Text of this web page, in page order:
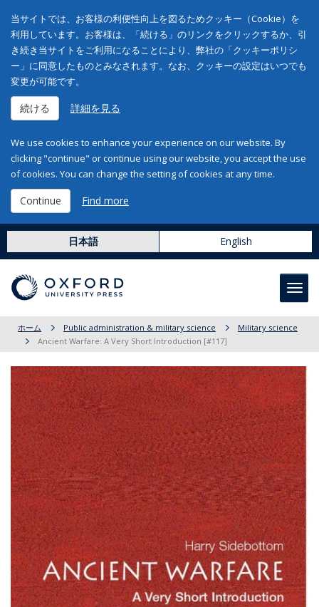
当サイトでは、お客様の利便性向上を図るためクッキー（Cookie）を
利用しています。お客様は、「続ける」のリンクをクリックするか、引
き続き当サイトをご利用になることにより、弊社の「クッキーポリシ
ー」に同意したものとみなされます。なお、クッキーの設定はいつでも
変更が可能です。
続ける 詳細を見る
We use cookies to enhance your experience on our website. By
clicking "continue" or continue using our website, you accept the use
of cookies. You can change the setting of cookies at any time.
Continue Find more
日本語 English
ホーム Public administration & military science
Military science
Ancient Warfare: A Very Short Introduction [#117]